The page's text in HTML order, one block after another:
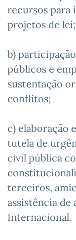
recursos para
projetos de lei;
b)
públicos e
sustentação
conflitos;
c) elaboração
tutela de
civil pública
terceiros,
assistência de
Internacional.